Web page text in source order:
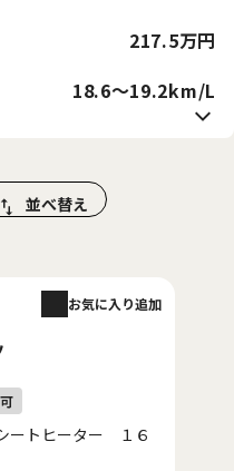
217.5万円
18.6〜19.2km/L
並べ替え
お気に入り追加
トヒーター １６